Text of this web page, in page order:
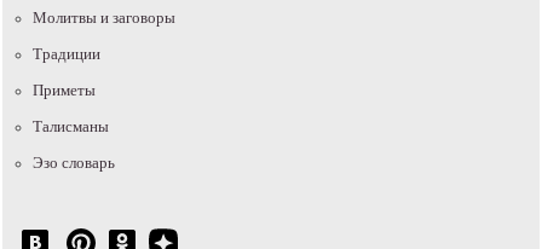
Молитвы и заговоры
Традиции
Приметы
Талисманы
Эзо словарь